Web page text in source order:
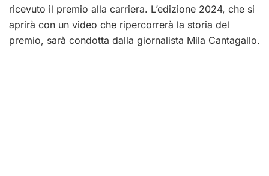
ricevuto il premio alla carriera. L’edizione 2024, che si
aprirà con un video che ripercorrerà la storia del
premio, sarà condotta dalla giornalista Mila Cantagallo.